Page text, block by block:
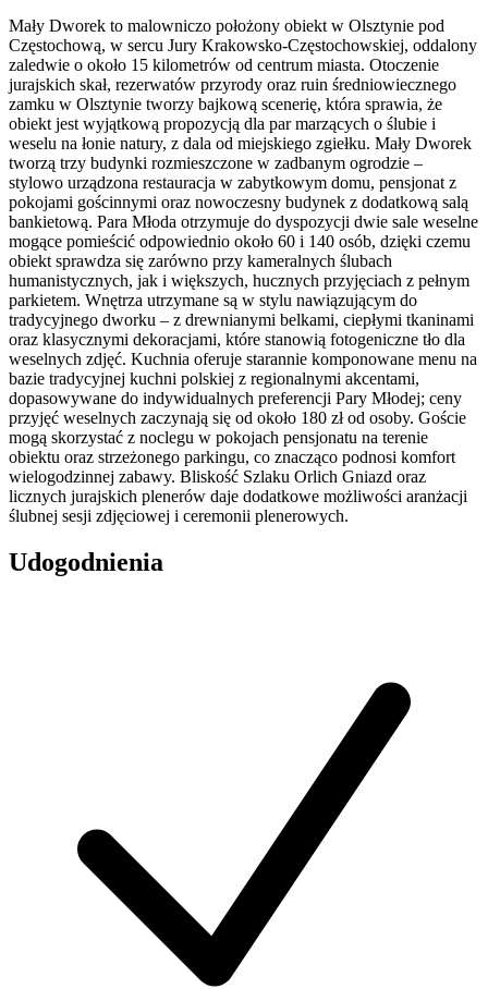
Mały Dworek to malowniczo położony obiekt w Olsztynie pod
Częstochową, w sercu Jury Krakowsko-Częstochowskiej, oddalony
zaledwie o około 15 kilometrów od centrum miasta. Otoczenie
jurajskich skał, rezerwatów przyrody oraz ruin średniowiecznego
zamku w Olsztynie tworzy bajkową scenerię, która sprawia, że
obiekt jest wyjątkową propozycją dla par marzących o ślubie i
weselu na łonie natury, z dala od miejskiego zgiełku. Mały Dworek
tworzą trzy budynki rozmieszczone w zadbanym ogrodzie –
stylowo urządzona restauracja w zabytkowym domu, pensjonat z
pokojami gościnnymi oraz nowoczesny budynek z dodatkową salą
bankietową. Para Młoda otrzymuje do dyspozycji dwie sale weselne
mogące pomieścić odpowiednio około 60 i 140 osób, dzięki czemu
obiekt sprawdza się zarówno przy kameralnych ślubach
humanistycznych, jak i większych, hucznych przyjęciach z pełnym
parkietem. Wnętrza utrzymane są w stylu nawiązującym do
tradycyjnego dworku – z drewnianymi belkami, ciepłymi tkaninami
oraz klasycznymi dekoracjami, które stanowią fotogeniczne tło dla
weselnych zdjęć. Kuchnia oferuje starannie komponowane menu na
bazie tradycyjnej kuchni polskiej z regionalnymi akcentami,
dopasowywane do indywidualnych preferencji Pary Młodej; ceny
przyjęć weselnych zaczynają się od około 180 zł od osoby. Goście
mogą skorzystać z noclegu w pokojach pensjonatu na terenie
obiektu oraz strzeżonego parkingu, co znacząco podnosi komfort
wielogodzinnej zabawy. Bliskość Szlaku Orlich Gniazd oraz
licznych jurajskich plenerów daje dodatkowe możliwości aranżacji
ślubnej sesji zdjęciowej i ceremonii plenerowych.
Udogodnienia